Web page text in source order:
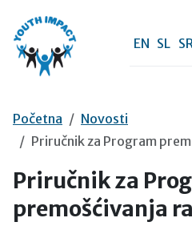
EN SL SR
Početna
Novosti
Priručnik za Program
Priručnik za
premošćivanja